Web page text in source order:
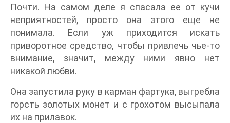
Почти. На самом деле я спасала ее от кучи
неприятностей, просто она этого еще не
понимала. Если уж приходится искать
приворотное средство, чтобы привлечь чье-то
внимание, значит, между ними явно нет
никакой любви.
Она запустила руку в карман фартука, выгребла
горсть золотых монет и с грохотом высыпала
их на прилавок.